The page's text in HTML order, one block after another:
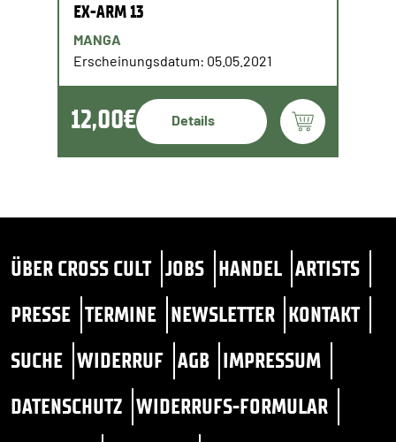
EX-ARM 13
MANGA
Erscheinungsdatum: 05.05.2021
12,00€ Details
ÜBER CROSS CULT JOBS HANDEL ARTISTS
PRESSE TERMINE NEWSLETTER KONTAKT
SUCHE WIDERRUF AGB IMPRESSUM
DATENSCHUTZ WIDERRUFS-FORMULAR